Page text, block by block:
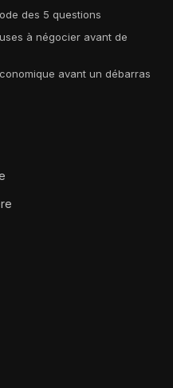
des 5 questions
à négocier avant de
avant un débarras